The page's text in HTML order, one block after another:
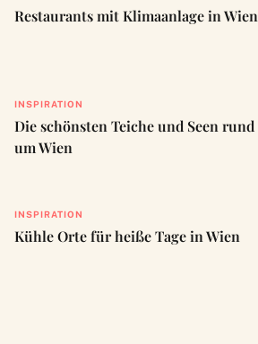
Restaurants mit Klimaanlage in Wien
INSPIRATION
Die schönsten Teiche und Seen rund
um Wien
INSPIRATION
Kühle Orte für heiße Tage in Wien